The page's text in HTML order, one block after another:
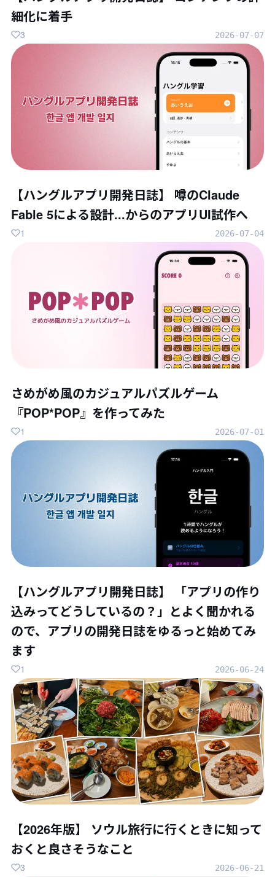
細化に着手
2026-07-07
3
【ハングルアプリ開発日誌】 噂のClaude
Fable 5による設計...からのアプリUI試作へ
2026-07-04
1
さめがめ風のカジュアルパズルゲーム
『POP*POP』を作ってみた
2026-07-01
1
【ハングルアプリ開発日誌】 「アプリの作り
込みってどうしているの？」とよく聞かれる
ので、アプリの開発日誌をゆるっと始めてみ
ます
2026-06-24
1
【2026年版】 ソウル旅行に行くときに知って
おくと良さそうなこと
2026-06-21
3